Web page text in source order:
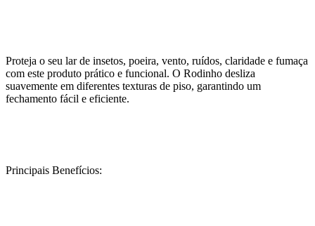
Proteja o seu lar de insetos, poeira, vento, ruídos, claridade e fumaça
com este produto prático e funcional. O Rodinho desliza
suavemente em diferentes texturas de piso, garantindo um
fechamento fácil e eficiente.
Principais Benefícios: